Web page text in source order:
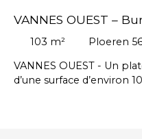
VANNES OUEST –
Visibilité 4 voies
103 m²
Ploeren
VANNES OUEST - Un
d’une surface d’environ